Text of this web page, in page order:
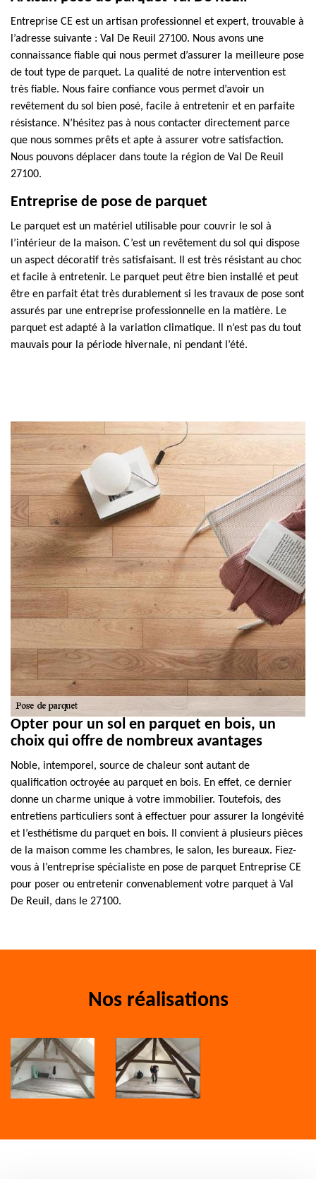
Entreprise CE est un artisan professionnel et expert, trouvable à
l’adresse suivante : Val De Reuil 27100. Nous avons une
connaissance fiable qui nous permet d’assurer la meilleure pose
de tout type de parquet. La qualité de notre intervention est
très fiable. Nous faire confiance vous permet d’avoir un
revêtement du sol bien posé, facile à entretenir et en parfaite
résistance. N’hésitez pas à nous contacter directement parce
que nous sommes prêts et apte à assurer votre satisfaction.
Nous pouvons déplacer dans toute la région de Val De Reuil
27100.
Entreprise de pose de parquet
Le parquet est un matériel utilisable pour couvrir le sol à
l’intérieur de la maison. C’est un revêtement du sol qui dispose
un aspect décoratif très satisfaisant. Il est très résistant au choc
et facile à entretenir. Le parquet peut être bien installé et peut
être en parfait état très durablement si les travaux de pose sont
assurés par une entreprise professionnelle en la matière. Le
parquet est adapté à la variation climatique. Il n’est pas du tout
mauvais pour la période hivernale, ni pendant l’été.
Opter pour un sol en parquet en bois, un
choix qui offre de nombreux avantages
Noble, intemporel, source de chaleur sont autant de
qualification octroyée au parquet en bois. En effet, ce dernier
donne un charme unique à votre immobilier. Toutefois, des
entretiens particuliers sont à effectuer pour assurer la longévité
et l’esthétisme du parquet en bois. Il convient à plusieurs pièces
de la maison comme les chambres, le salon, les bureaux. Fiez-
vous à l’entreprise spécialiste en pose de parquet Entreprise CE
pour poser ou entretenir convenablement votre parquet à Val
De Reuil, dans le 27100.
Nos réalisations